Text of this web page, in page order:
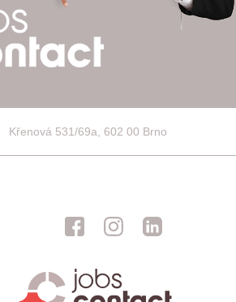
Křenová 531/69a, 602 00 Brno